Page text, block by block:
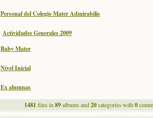
Personal del Colegio Mater Admirabilis
Actividades Generales 2009
Baby Mater
Nivel Inicial
Ex alumnas
1481 files in 89albums and20categories with0